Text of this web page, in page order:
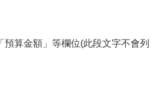
算金額」等欄位(此段文字不會列